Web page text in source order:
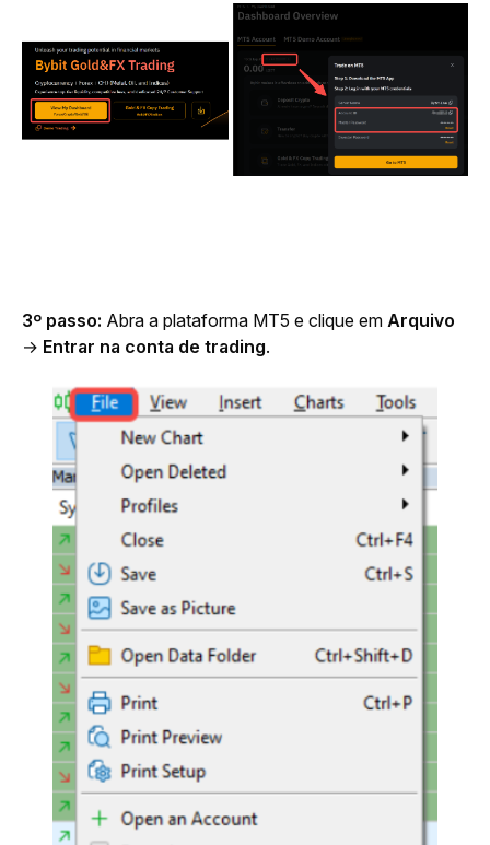
3º passo: Abra a plataforma MT5 e clique em Arquivo
→ Entrar na conta de trading.